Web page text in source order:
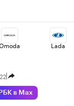
Lada
в Max